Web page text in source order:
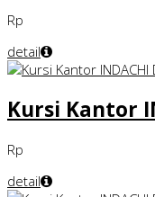
Rp
detail
Kursi Kantor
Rp
detail